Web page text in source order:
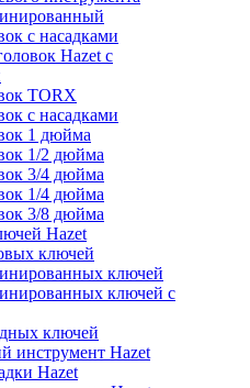
с насадками
Hazet с
TORX
с насадками
1 дюйма
1/2 дюйма
3/4 дюйма
1/4 дюйма
3/8 дюйма
Hazet
ключей
ключей
ключей с
ключей
инструмент Hazet
Hazet